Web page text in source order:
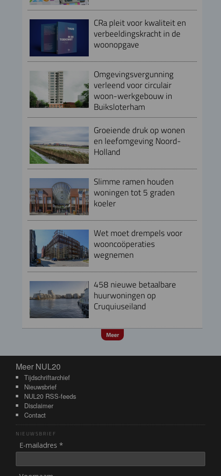
CRa pleit voor kwaliteit en
verbeeldingskracht in de
woonopgave
Omgevingsvergunning
verleend voor circulair
woon-werkgebouw in
Buiksloterham
Groeiende druk op wonen
en leefomgeving Noord-
Holland
Slimme ramen houden
woningen tot 5 graden
koeler
Wet moet drempels voor
wooncoöperaties
wegnemen
458 nieuwe betaalbare
huurwoningen op
Cruquiuseiland
Meer
Meer NUL20
Meer NUL20
Tijdschriftarchief
Nieuwsbrief
NUL20 RSS-feeds
Disclaimer
Contact
NIEUWSBRIEF
E-mailadres *